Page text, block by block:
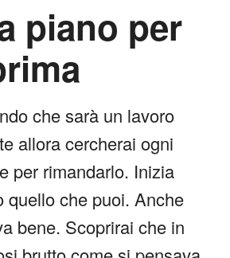
piano per
che sarà un lavoro
allora cercherai ogni
per rimandarlo. Inizia
quello che puoi. Anche
bene. Scoprirai che in